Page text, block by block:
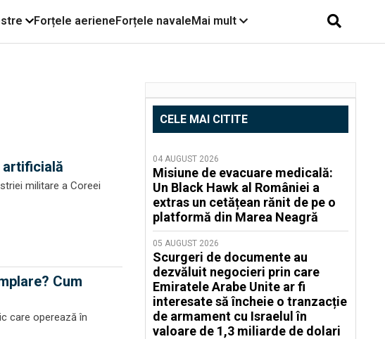
Forțele aerieneForțele navaleMai mult
artificială
militare a Coreei
Cum
care operează în
CELE MAI CITITE
04 AUGUST 2026
Misiune de evacuare medicală:
Un Black Hawk al României a
extras un cetățean rănit de pe o
platformă din Marea Neagră
05 AUGUST 2026
Scurgeri de documente au
dezvăluit negocieri prin care
Emiratele Arabe Unite ar fi
interesate să încheie o tranzacție
de armament cu Israelul în
valoare de 1,3 miliarde de dolari